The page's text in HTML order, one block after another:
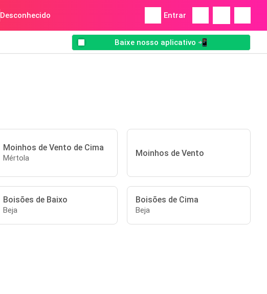
Desconhecido Entrar
Baixe nosso aplicativo 📲
Moinhos de Vento de Cima
Mértola Moinhos de Vento
Boisões de Baixo
Beja
Boisões de Cima
Beja